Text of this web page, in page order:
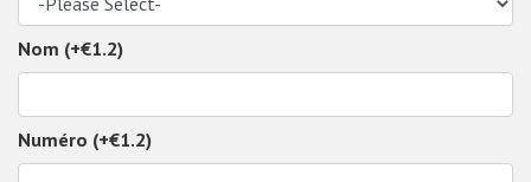
Nom (+€1.2)
Numéro (+€1.2)